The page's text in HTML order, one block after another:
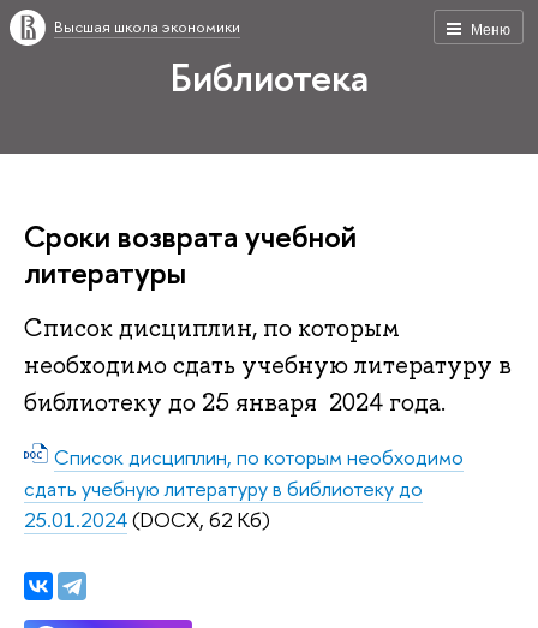
Меню
Высшая школа экономики
Библиотека
Сроки возврата учебной
литературы
Список дисциплин, по которым
необходимо сдать учебную литературу в
библиотеку до 25 января 2024 года.
Список дисциплин, по которым необходимо
сдать учебную литературу в библиотеку до
25.01.2024(DOCX, 62 Кб)